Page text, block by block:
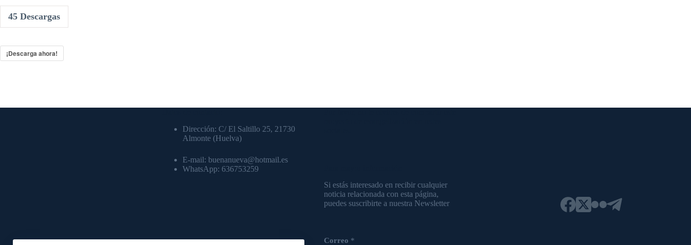
45 Descargas
¡Descarga ahora!
Dirección: C/ El Saltillo 25, 21730
Almonte (Huelva)
E-mail: buenanueva@hotmail.es
WhatsApp: 636753259
Si estás interesado en recibir cualquier
noticia relacionada con esta página,
puedes suscribirte a nuestra Newsletter
Correo *